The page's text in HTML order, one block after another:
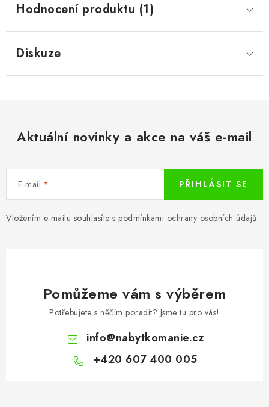
Hodnocení produktu (1)
Diskuze
Aktuální novinky a akce na váš e-mail
E-mail
Vložením e-mailu souhlasíte s podmínkami ochrany osobních údajů
PŘIHLÁSIT SE
Pomůžeme vám s výběrem
Potřebujete s něčím poradit? Jsme tu pro vás!
info@nabytkomanie.cz
+420 607 400 005